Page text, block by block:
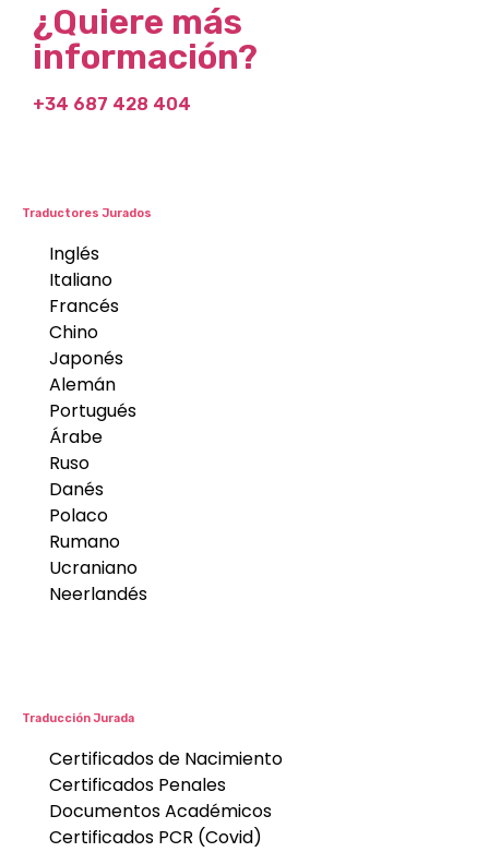
¿Quiere más
información?
+34 687 428 404
Traductores Jurados
Inglés
Italiano
Francés
Chino
Japonés
Alemán
Portugués
Árabe
Ruso
Danés
Polaco
Rumano
Ucraniano
Neerlandés
Traducción Jurada
Certificados de Nacimiento
Certificados Penales
Documentos Académicos
Certificados PCR (Covid)